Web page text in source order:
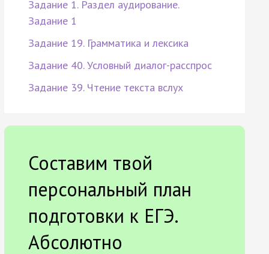
Задание 1. Раздел аудирование.
Задание 1
Задание 19. Грамматика и лексика
Задание 40. Условный диалог-расспрос
Задание 39. Чтение текста вслух
Составим твой
персональный план
подготовки к ЕГЭ.
Абсолютно